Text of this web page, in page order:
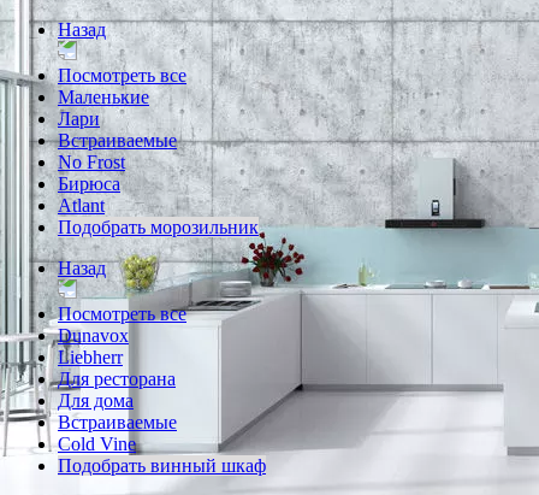
Назад
Посмотреть все
Маленькие
Лари
Встраиваемые
No Frost
Бирюса
Atlant
Подобрать морозильник
Назад
Посмотреть все
Dunavox
Liebherr
Для ресторана
Для дома
Встраиваемые
Cold Vine
Подобрать винный шкаф